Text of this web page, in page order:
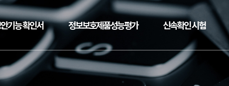
기능 확인서 정보보호제품성능평가 신속확인 시험